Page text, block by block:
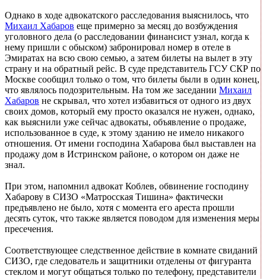
Однако в ходе адвокатского расследования выяснилось, что
Михаил Хабаров еще примерно за месяц до возбуждения
уголовного дела (о расследовании финансист узнал, когда к
нему пришли с обыском) забронировал номер в отеле в
Эмиратах на всю свою семью, а затем билеты на вылет в эту
страну и на обратный рейс. В суде представитель ГСУ СКР по
Москве сообщил только о том, что билеты были в один конец,
что являлось подозрительным. На том же заседании Михаил
Хабаров не скрывал, что хотел избавиться от одного из двух
своих домов, который ему просто оказался не нужен, однако,
как выяснили уже сейчас адвокаты, объявление о продаже,
использованное в суде, к этому зданию не имело никакого
отношения. От имени господина Хабарова был выставлен на
продажу дом в Истринском районе, о котором он даже не
знал.
При этом, напомнил адвокат Коблев, обвинение господину
Хабарову в СИЗО «Матросская Тишина» фактически
предъявлено не было, хотя с момента его ареста прошли
десять суток, что также является поводом для изменения меры
пресечения.
Соответствующее следственное действие в комнате свиданий
СИЗО, где следователь и защитники отделены от фигуранта
стеклом и могут общаться только по телефону, представители